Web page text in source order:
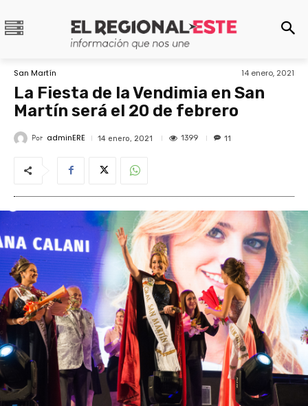
San Martín 14 enero, 2021
La Fiesta de la Vendimia en San
Martín será el 20 de febrero
Por adminERE 14 enero, 2021 1399 11